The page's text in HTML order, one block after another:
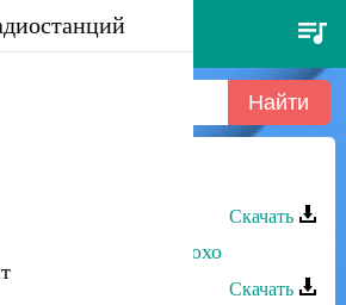
- друзьям
- Друзьям
Скачать
- Когда мне плохо
Скачать